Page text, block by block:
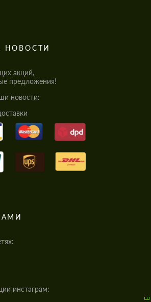
НОВОСТИ
акций,
предложения!
новости:
инстаграм: